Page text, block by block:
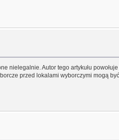
nielegalnie. Autor tego artykułu
przed lokalami wyborczymi mogą